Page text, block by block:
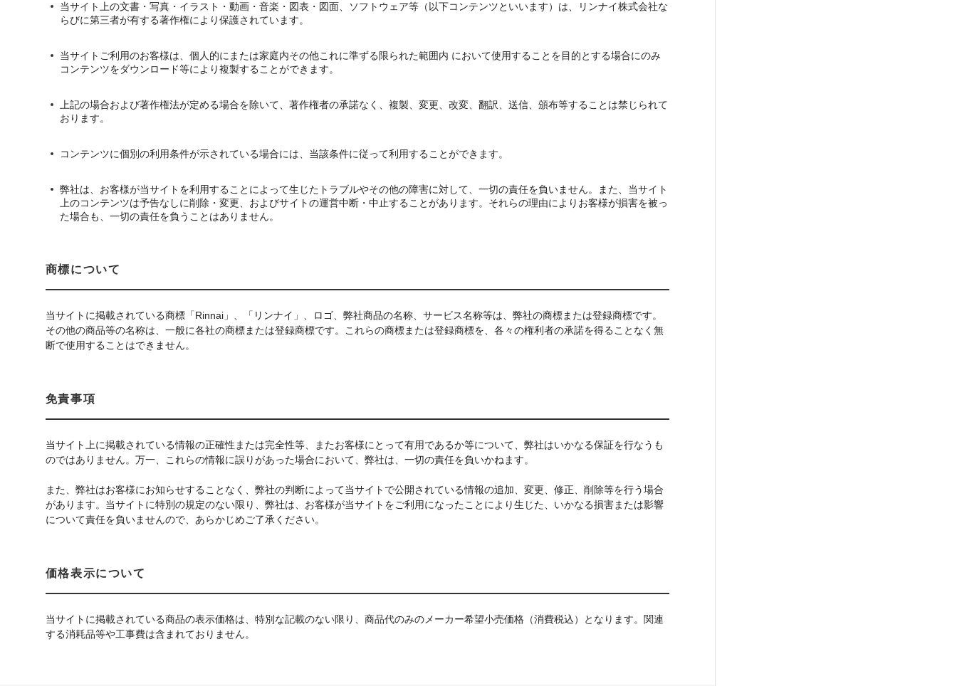
当サイト上の文書・写真・イラスト・動画・音楽・図表・図面、ソフトウェア等（以下コンテンツといいます）は、リンナイ株式会社な
らびに第三者が有する著作権により保護されています。
当サイトご利用のお客様は、個人的にまたは家庭内その他これに準ずる限られた範囲内 において使用することを目的とする場合にのみ
コンテンツをダウンロード等により複製することができます。
上記の場合および著作権法が定める場合を除いて、著作権者の承諾なく、複製、変更、改変、翻訳、送信、頒布等することは禁じられて
おります。
コンテンツに個別の利用条件が示されている場合には、当該条件に従って利用することができます。
弊社は、お客様が当サイトを利用することによって生じたトラブルやその他の障害に対して、一切の責任を負いません。また、当サイト
上のコンテンツは予告なしに削除・変更、およびサイトの運営中断・中止することがあります。それらの理由によりお客様が損害を被っ
た場合も、一切の責任を負うことはありません。
商標について
当サイトに掲載されている商標「Rinnai」、「リンナイ」、ロゴ、弊社商品の名称、サービス名称等は、弊社の商標または登録商標です。
その他の商品等の名称は、一般に各社の商標または登録商標です。これらの商標または登録商標を、各々の権利者の承諾を得ることなく無
断で使用することはできません。
免責事項
当サイト上に掲載されている情報の正確性または完全性等、またお客様にとって有用であるか等について、弊社はいかなる保証を行なうも
のではありません。万一、これらの情報に誤りがあった場合において、弊社は、一切の責任を負いかねます。
また、弊社はお客様にお知らせすることなく、弊社の判断によって当サイトで公開されている情報の追加、変更、修正、削除等を行う場合
があります。当サイトに特別の規定のない限り、弊社は、お客様が当サイトをご利用になったことにより生じた、いかなる損害または影響
について責任を負いませんので、あらかじめご了承ください。
価格表示について
当サイトに掲載されている商品の表示価格は、特別な記載のない限り、商品代のみのメーカー希望小売価格（消費税込）となります。関連
する消耗品等や工事費は含まれておりません。